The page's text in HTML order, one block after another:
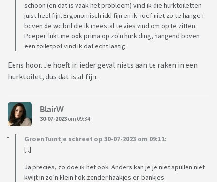
schoon (en dat is vaak het probleem) vind ik die hurktoiletten
juist heel fijn. Ergonomisch idd fijn en ik hoef niet zo te hangen
boven de wc bril die ik meestal te vies vind om op te zitten.
Poepen lukt me ook prima op zo'n hurk ding, hangend boven
een toiletpot vind ik dat echt lastig.
Eens hoor. Je hoeft in ieder geval niets aan te raken in een
hurktoilet, dus dat is al fijn.
BlairW
30-07-2023 om 09:34
GroenTuintje schreef op 30-07-2023 om 09:11:
[..]
Ja precies, zo doe ik het ook. Anders kan je je niet spullen niet
kwijt in zo’n klein hok zonder haakjes en bankjes